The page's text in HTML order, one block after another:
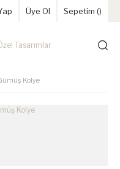
Üye Ol Sepetim ()
Kolye